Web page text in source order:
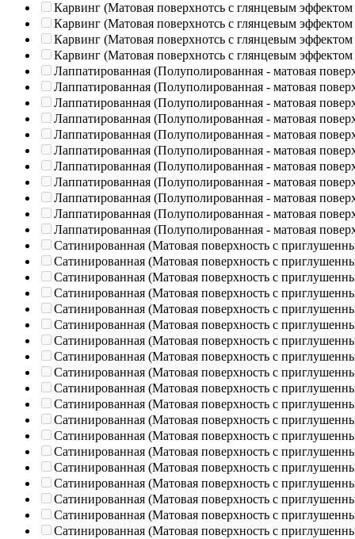
Карвинг (Матовая поверхнотсь с глянцевым эффектом
Карвинг (Матовая поверхнотсь с глянцевым эффектом
Карвинг (Матовая поверхнотсь с глянцевым эффектом
Карвинг (Матовая поверхнотсь с глянцевым эффектом
Лаппатированная (Полуполированная - матовая
Лаппатированная (Полуполированная - матовая
Лаппатированная (Полуполированная - матовая
Лаппатированная (Полуполированная - матовая
Лаппатированная (Полуполированная - матовая
Лаппатированная (Полуполированная - матовая
Лаппатированная (Полуполированная - матовая
Лаппатированная (Полуполированная - матовая
Лаппатированная (Полуполированная - матовая
Лаппатированная (Полуполированная - матовая
Лаппатированная (Полуполированная - матовая
Сатинированная (Матовая поверхность с
Сатинированная (Матовая поверхность с
Сатинированная (Матовая поверхность с
Сатинированная (Матовая поверхность с
Сатинированная (Матовая поверхность с
Сатинированная (Матовая поверхность с
Сатинированная (Матовая поверхность с
Сатинированная (Матовая поверхность с
Сатинированная (Матовая поверхность с
Сатинированная (Матовая поверхность с
Сатинированная (Матовая поверхность с
Сатинированная (Матовая поверхность с
Сатинированная (Матовая поверхность с
Сатинированная (Матовая поверхность с
Сатинированная (Матовая поверхность с
Сатинированная (Матовая поверхность с
Сатинированная (Матовая поверхность с
Сатинированная (Матовая поверхность с
Сатинированная (Матовая поверхность с